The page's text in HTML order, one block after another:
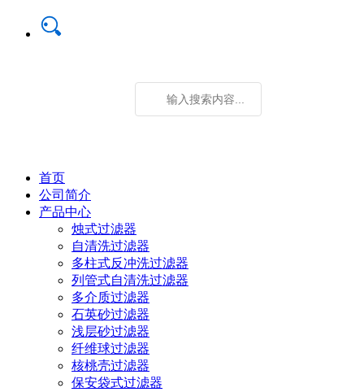
首页
公司简介
产品中心
烛式过滤器
自清洗过滤器
多柱式反冲洗过滤器
列管式自清洗过滤器
多介质过滤器
石英砂过滤器
浅层砂过滤器
纤维球过滤器
核桃壳过滤器
保安袋式过滤器